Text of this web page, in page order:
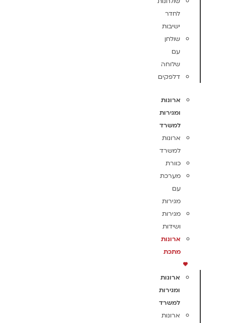
לחדר
ישיבות
שולחן
עם
שלוחה
דלפקים
ארונות
ומגירות
למשרד
ארונות
למשרד
כוורת
מערכת
עם
מגירות
מגירות
ושידות
ארונות
מתכת
ארונות
ומגירות
למשרד
ארונות